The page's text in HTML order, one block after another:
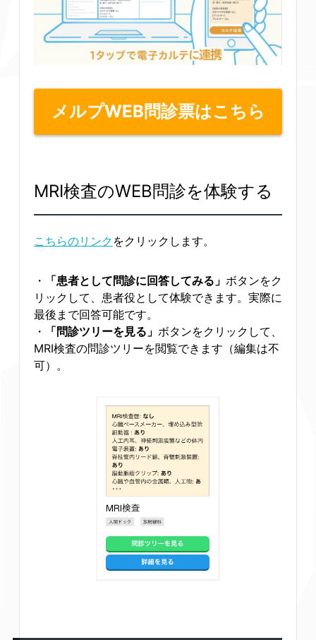
メルプWEB問診票はこちら
MRI検査のWEB問診を体験する
こちらのリンク をクリックします。
・ 「患者として問診に回答してみる」 ボタンをク
リックして、患者役として体験できます。実際に
最後まで回答可能です。
・
「問診ツリーを見る」 ボタンをクリックして、
MRI検査の問診ツリーを閲覧できます（編集は不
可）。